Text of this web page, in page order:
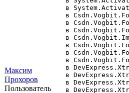
Максим
Прохоров
Пользователь
в
в
в
в
в
в
в
в
в
в
в
в